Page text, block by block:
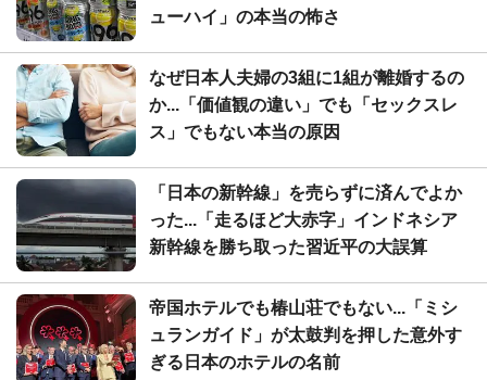
ューハイ」の本当の怖さ
なぜ日本人夫婦の3組に1組が離婚するの
か...「価値観の違い」でも「セックスレ
ス」でもない本当の原因
「日本の新幹線」を売らずに済んでよか
った...「走るほど大赤字」インドネシア
新幹線を勝ち取った習近平の大誤算
帝国ホテルでも椿山荘でもない...「ミシ
ュランガイド」が太鼓判を押した意外す
ぎる日本のホテルの名前